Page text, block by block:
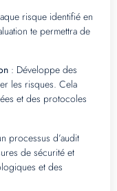
risque identifié en
te permettra de
: Développe des
les risques. Cela
et des protocoles
processus d’audit
de sécurité et
et des